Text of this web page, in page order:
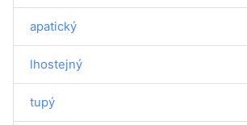
apatický
lhostejný
tupý